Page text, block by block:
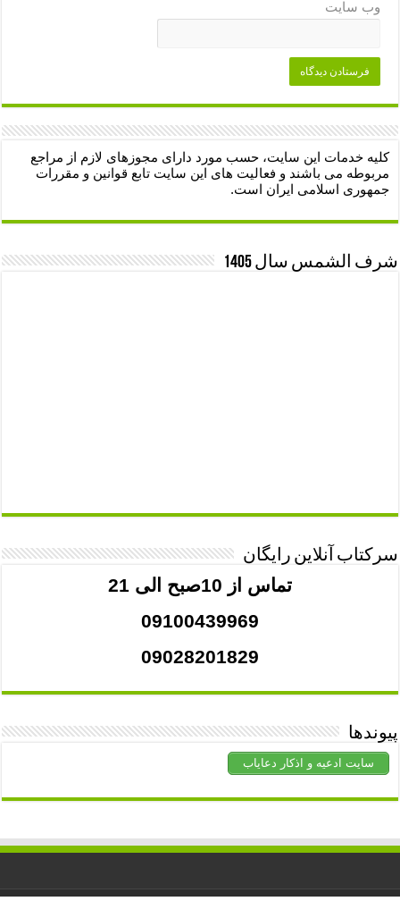
وب‌ سایت
کلیه خدمات این سایت، حسب مورد دارای مجوزهای لازم از مراجع
مربوطه می باشند و فعالیت های این سایت تابع قوانین و مقررات
جمهوری اسلامی ایران است.
شرف الشمس سال 1405
سرکتاب آنلاین رایگان
تماس از 10صبح الی 21
09100439969
09028201829
پیوندها
سایت ادعیه و اذکار دعایاب